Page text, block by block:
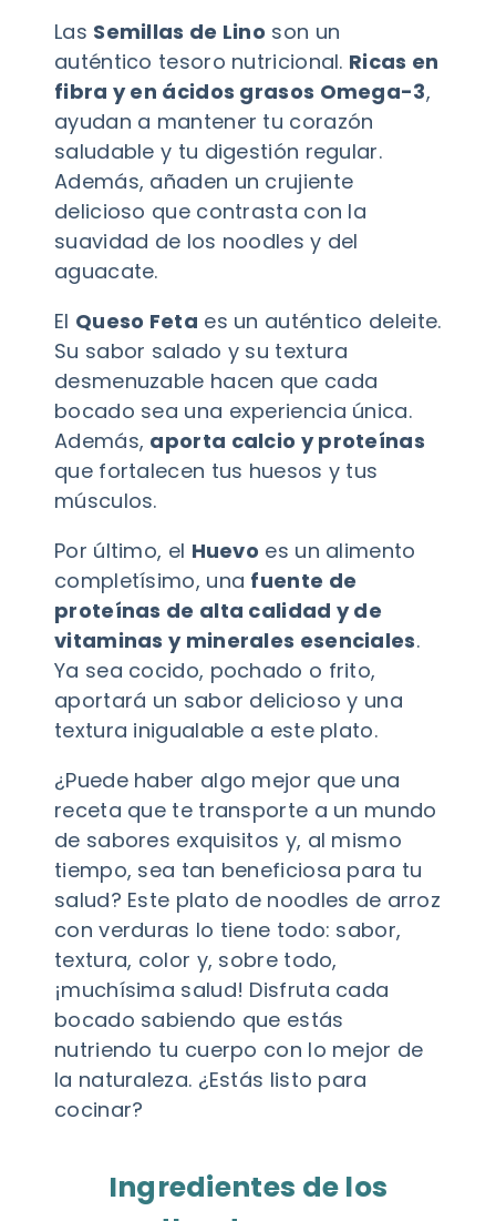
Las Semillas de Lino son un
auténtico tesoro nutricional. Ricas en
fibra y en ácidos grasos Omega-3,
ayudan a mantener tu corazón
saludable y tu digestión regular.
Además, añaden un crujiente
delicioso que contrasta con la
suavidad de los noodles y del
aguacate.
El Queso Feta es un auténtico deleite.
Su sabor salado y su textura
desmenuzable hacen que cada
bocado sea una experiencia única.
Además, aporta calcio y proteínas
que fortalecen tus huesos y tus
músculos.
Por último, el Huevo es un alimento
completísimo, una fuente de
proteínas de alta calidad y de
vitaminas y minerales esenciales.
Ya sea cocido, pochado o frito,
aportará un sabor delicioso y una
textura inigualable a este plato.
¿Puede haber algo mejor que una
receta que te transporte a un mundo
de sabores exquisitos y, al mismo
tiempo, sea tan beneficiosa para tu
salud? Este plato de noodles de arroz
con verduras lo tiene todo: sabor,
textura, color y, sobre todo,
¡muchísima salud! Disfruta cada
bocado sabiendo que estás
nutriendo tu cuerpo con lo mejor de
la naturaleza. ¿Estás listo para
cocinar?
Ingredientes de los